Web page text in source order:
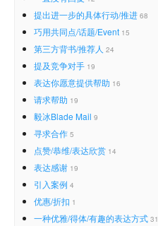
提出进一步的具体行动/推进 68
巧用共同点/话题/Event 15
第三方背书/推荐人 24
提及竞争对手 19
表达你愿意提供帮助 16
请求帮助 19
毅冰Blade Mail 9
寻求合作 5
点赞/恭维/表达欣赏 14
表达感谢 19
引入案例 4
优惠/折扣 1
一种优雅/得体/有趣的表达方式 31